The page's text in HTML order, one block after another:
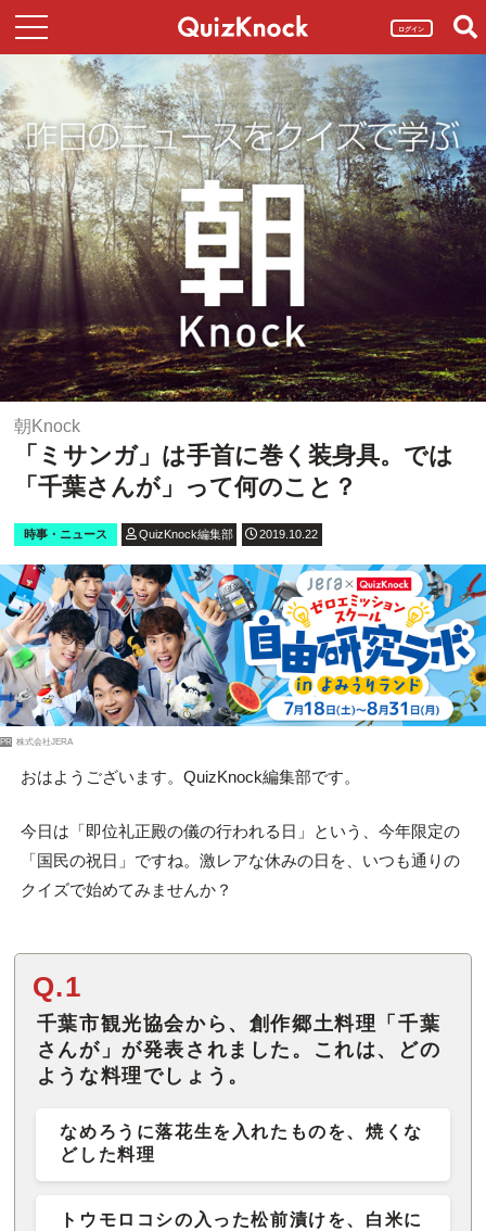
ログイン
朝Knock
「ミサンガ」は手首に巻く装身具。では
「千葉さんが」って何のこと？
時事・ニュース QuizKnock編集部 2019.10.22
PR 株式会社JERA
おはようございます。QuizKnock編集部です。
今日は「即位礼正殿の儀の行われる日」という、今年限定の
「国民の祝日」ですね。激レアな休みの日を、いつも通りの
クイズで始めてみませんか？
Q.1
千葉市観光協会から、創作郷土料理「千葉
さんが」が発表されました。これは、どの
ような料理でしょう。
なめろうに落花生を入れたものを、焼くな
どした料理
トウモロコシの入った松前漬けを、白米に